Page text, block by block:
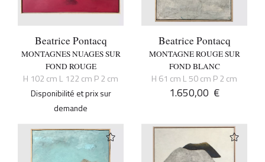
Beatrice Pontacq
MONTAGNES NUAGES SUR
FOND ROUGE
H 102 cm L 122 cm P 2 cm
Disponibilité et prix sur
demande
Beatrice Pontacq
MONTAGNE ROUGE SUR
FOND BLANC
H 61 cm L 50 cm P 2 cm
1.650,00 €